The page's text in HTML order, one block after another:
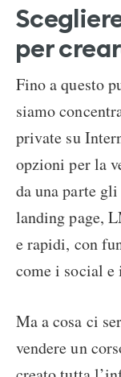
per
Fino a questo
siamo
private su
opzioni per la
da una parte
landing page,
e rapidi, con
come i social e
Ma a cosa ci
vendere un